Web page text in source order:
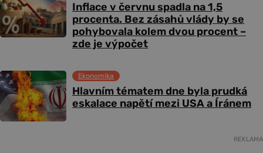
Inflace v červnu spadla na 1,5
procenta. Bez zásahů vlády by se
pohybovala kolem dvou procent –
zde je výpočet
Hlavním tématem dne byla prudká
eskalace napětí mezi USA a Íránem
Ekonomika
REKLAMA